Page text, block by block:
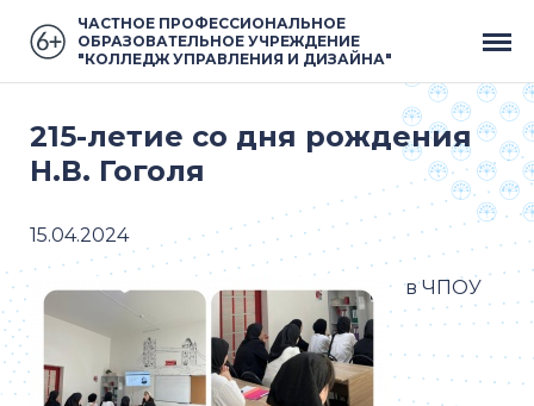
ЧАСТНОЕ ПРОФЕССИОНАЛЬНОЕ
ОБРАЗОВАТЕЛЬНОЕ УЧРЕЖДЕНИЕ
"КОЛЛЕДЖ УПРАВЛЕНИЯ И ДИЗАЙНА"
215-летие со дня рождения
Н.В. Гоголя
15.04.2024
в ЧПОУ